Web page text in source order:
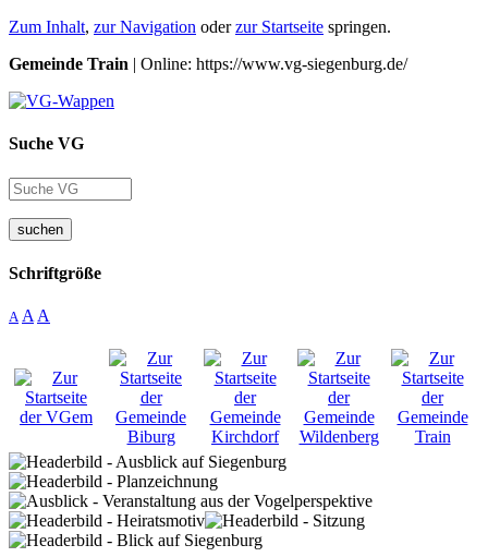
Zum Inhalt, zur Navigation oderzur Startseite springen.
Gemeinde Train | Online: https://www.vg-siegenburg.de/
Suche VG
suchen
Schriftgröße
A A A